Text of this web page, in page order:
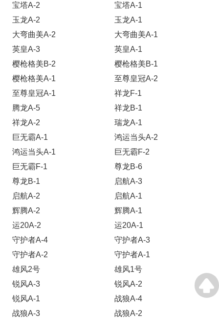
宝塔A-2
宝塔A-1
玉龙A-2
玉龙A-1
大弯曲美A-2
大弯曲美A-1
英皇A-3
英皇A-1
樱枪格美B-2
樱枪格美B-1
樱枪格美A-1
至尊皇冠A-2
至尊皇冠A-1
祥龙F-1
腾龙A-5
祥龙B-1
祥龙A-2
瑞龙A-1
巨无霸A-1
鸿运当头A-2
鸿运当头A-1
巨无霸F-2
巨无霸F-1
尊龙B-6
尊龙B-1
启航A-3
启航A-2
启航A-1
辉腾A-2
辉腾A-1
运20A-2
运20A-1
守护者A-4
守护者A-3
守护者A-2
守护者A-1
雄风2号
雄风1号
锐风A-3
锐风A-2
锐风A-1
战狼A-4
战狼A-3
战狼A-2